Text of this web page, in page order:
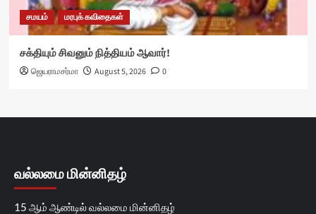
சமயம் மரபுக் கவிதைகள்
சக்தியும் சிவனும் நித்தியம் ஆவார்!
ஜெயராமசர்மா August 5, 2026 0
வல்லமை மின்னிதழ்
15 ஆம் ஆண்டில் வல்லமை மின்னிதழ்